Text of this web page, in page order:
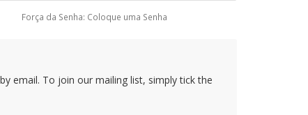
Força da Senha: Coloque uma Senha
email. To join our mailing list, simply tick the